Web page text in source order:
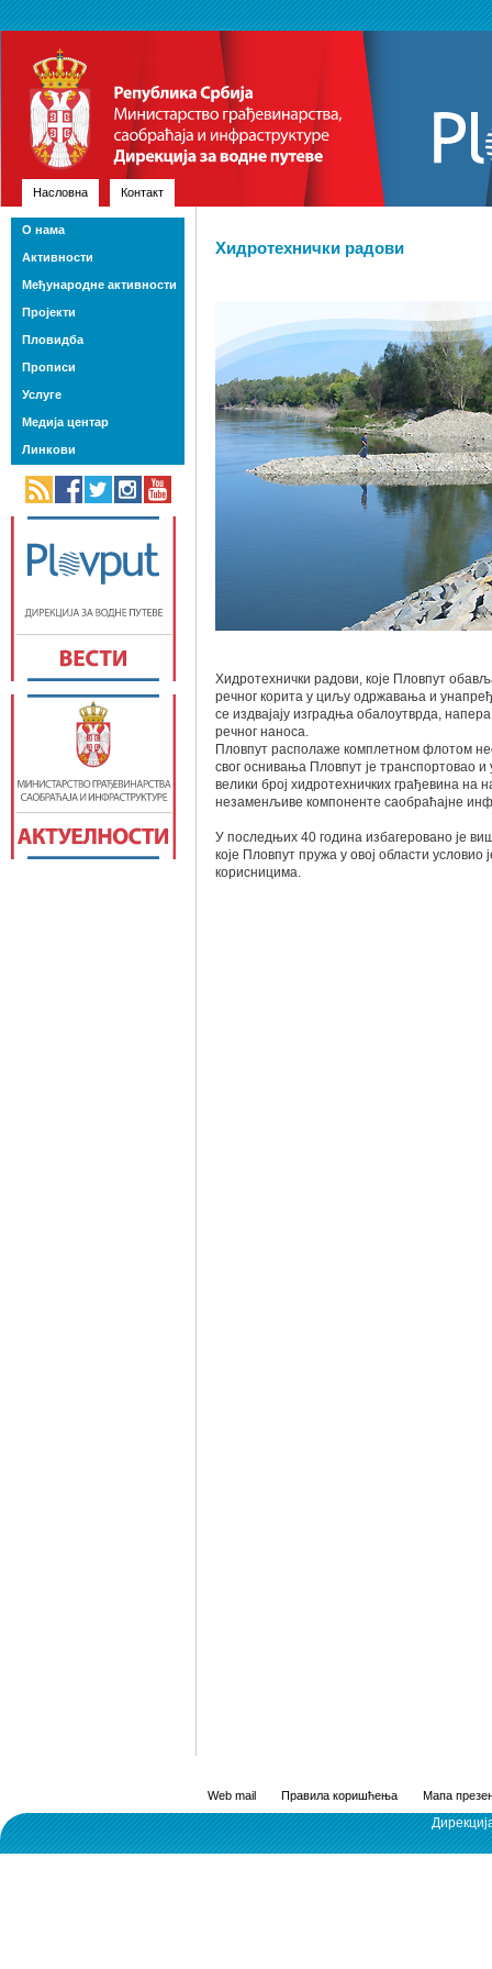
Насловна Контакт
Хидротехнички радови
Хидротехнички радови, које Пловпут
речног корита у циљу одржавања и
се издвајају изградња обалоутврда,
речног наноса.
Пловпут располаже комплетном флотом
свог оснивања Пловпут је транспортовао
велики број хидротехничких грађевина
незаменљиве компоненте саобраћајне
У последњих 40 година избагеровано је
које Пловпут пружа у овој области
корисницима.
О нама
Активности
Међународне активности
Пројекти
Пловидба
Прописи
Услуге
Медија центар
Линкови
Web mail Правила коришћења Мапа